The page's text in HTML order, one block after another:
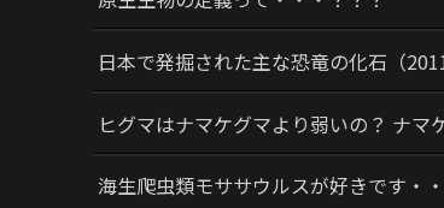
日本で発掘された主な恐竜の化石（
ヒグマはナマケグマより弱いの？ ナマ
海生爬虫類モササウルスが好きです